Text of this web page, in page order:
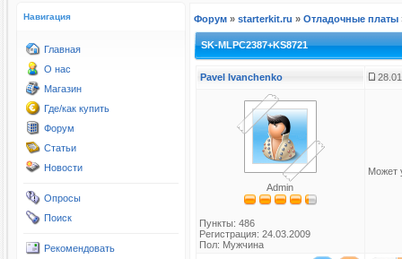
Навигация
Главная
О нас
Магазин
Где/как купить
Форум
Статьи
Новости
Опросы
Поиск
Рекомендовать
Форум » starterkit.ru » Отладочные платы
SK-MLPC2387+KS8721
Pavel Ivanchenko
Admin
Пункты: 486
Регистрация: 24.03.2009
Пол: Мужчина
Может